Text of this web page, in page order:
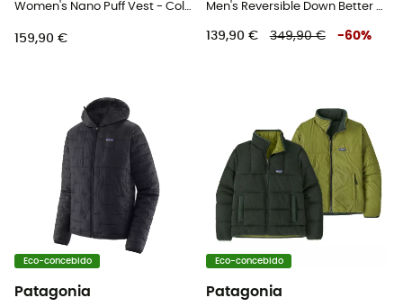
Women's Nano Puff Vest - Colete penas mulher
159,90 €
Men's Reversible Down Better Sweater - Casaco penas homem
139,90 € 349,90 € -60%
Eco-concebido
Patagonia
Eco-concebido
Patagonia